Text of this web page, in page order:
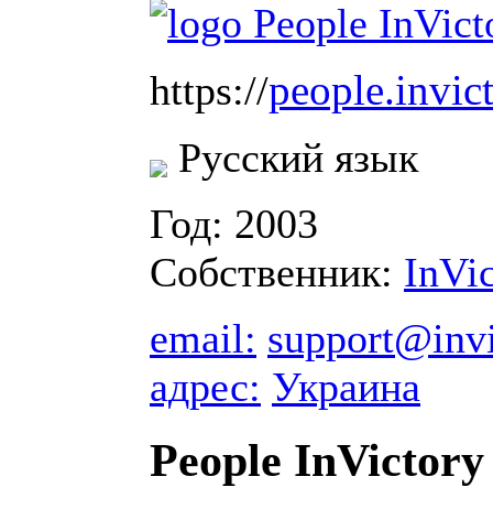
https://
Русский язык
Год: 2003
Собственник:
email:
адрес: Украина
People InVictory